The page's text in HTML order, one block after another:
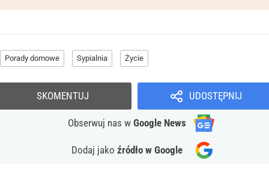
Porady domowe Sypialnia Życie
UDOSTĘPNIJ
Obserwuj nas w Google News
Dodaj jako źródło w Google
SKOMENTUJ